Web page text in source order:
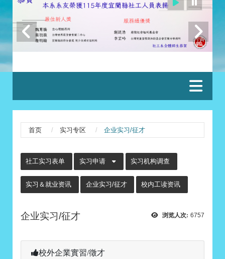
首页 实习专区 企业实习/征才
社工实习表单 实习申请 实习机构调查
实习＆就业资讯 企业实习/征才 校内工读资讯
浏览人次: 6757
企业实习/征才